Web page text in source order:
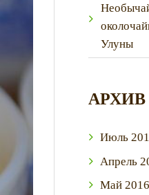
Улуны
АРХИВ
Июль
Апрель
Май 2016